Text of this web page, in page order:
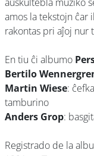
amos la tekstojn ĉar
rakontas pri aĵoj nur
En tiu ĉi albumo
Bertilo
Martin Wiese:
tamburino
Anders Grop:
Registrado de la